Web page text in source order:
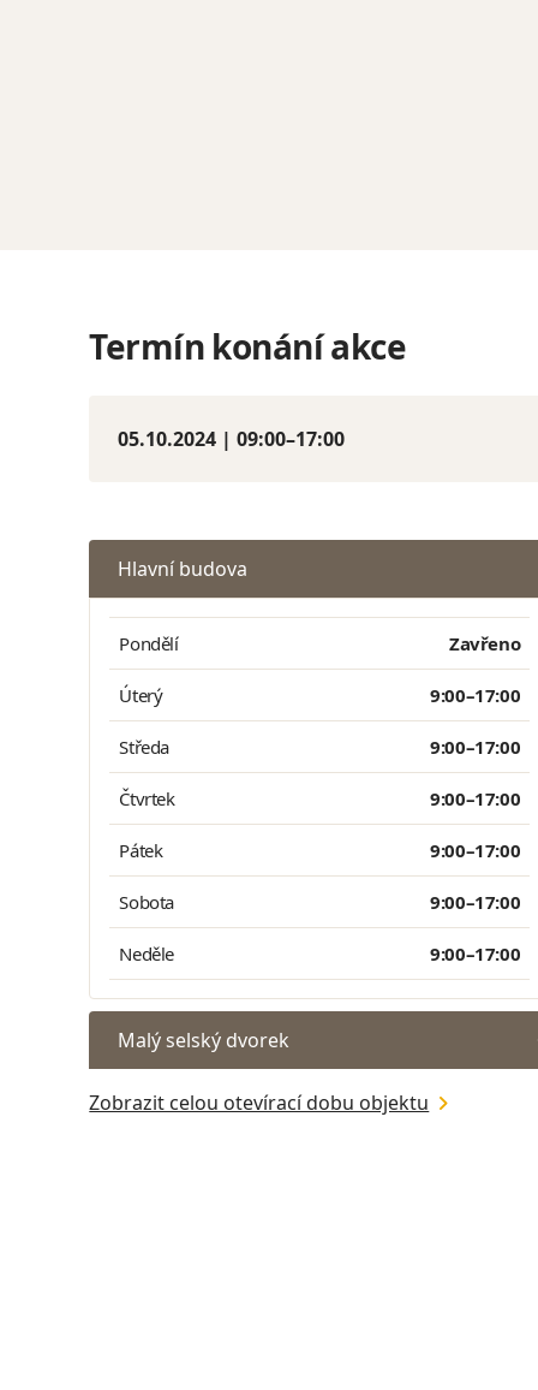
Termín konání akce
05.10.2024 | 09:00–17:00
Hlavní budova
Pondělí Zavřeno
Úterý 9:00–17:00
Středa 9:00–17:00
Čtvrtek 9:00–17:00
Pátek 9:00–17:00
Sobota 9:00–17:00
Neděle 9:00–17:00
Malý selský dvorek
Zobrazit celou otevírací dobu objektu